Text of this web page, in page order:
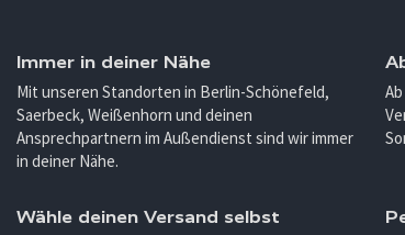
Immer in deiner Nähe
Mit unseren Standorten in Berlin-Schönefeld,
Saerbeck, Weißenhorn und deinen
Ansprechpartnern im Außendienst sind wir immer
in deiner Nähe.
Wähle deinen Versand selbst